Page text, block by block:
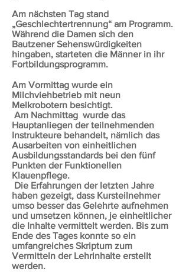
Am nächsten Tag stand
„Geschlechtertrennung“ am Programm.
Während die Damen sich den
Bautzener Sehenswürdigkeiten
hingaben, starteten die Männer in ihr
Fortbildungsprogramm.
Am Vormittag wurde ein
Milchviehbetrieb mit neun
Melkrobotern besichtigt.
Am Nachmittag wurde das
Hauptanliegen der teilnehmenden
Instrukteure behandelt, nämlich das
Ausarbeiten von einheitlichen
Ausbildungsstandards bei den fünf
Punkten der Funktionellen
Klauenpflege.
Die Erfahrungen der letzten Jahre
haben gezeigt, dass Kursteilnehmer
umso besser das Gelehrte aufnehmen
und umsetzen können, je einheitlicher
die Inhalte vermittelt werden. Bis zum
Ende des Tages konnte so ein
umfangreiches Skriptum zum
Vermitteln der Lehrinhalte erstellt
werden.